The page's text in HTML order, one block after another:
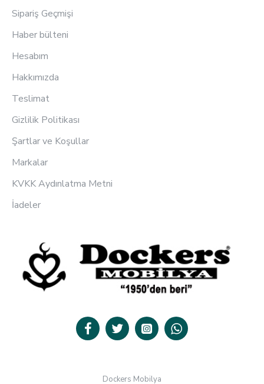
Sipariş Geçmişi
Haber bülteni
Hesabım
Hakkımızda
Teslimat
Gizlilik Politikası
Şartlar ve Koşullar
Markalar
KVKK Aydınlatma Metni
İadeler
Dockers Mobilya